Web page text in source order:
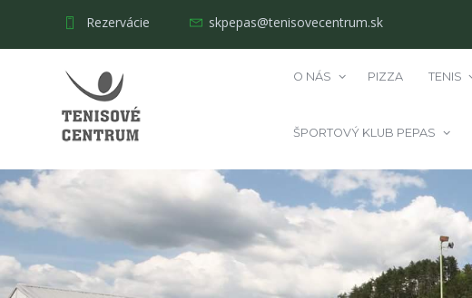
Rezervácie skpepas@tenisovecentrum.sk
O NÁS PIZZA TENIS
ŠPORTOVÝ KLUB PEPAS